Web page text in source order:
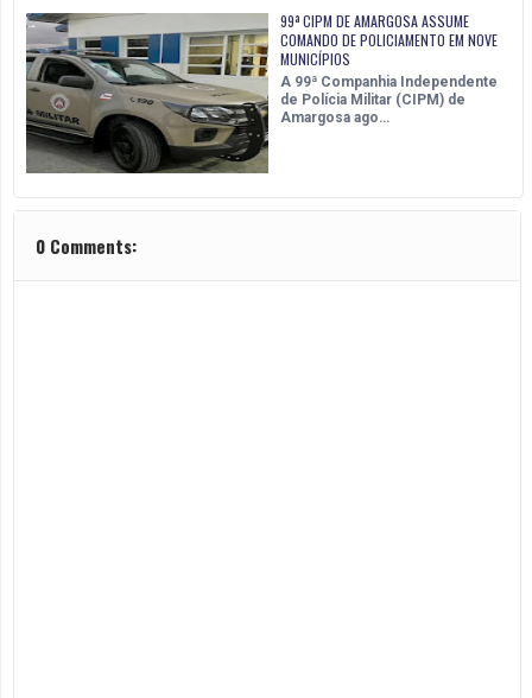
99ª CIPM DE AMARGOSA ASSUME
COMANDO DE POLICIAMENTO EM NOVE
MUNICÍPIOS
A 99ª Companhia Independente
de Polícia Militar (CIPM) de
Amargosa ago…
0 Comments: